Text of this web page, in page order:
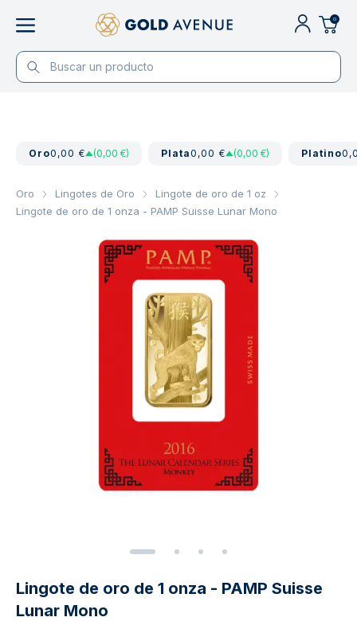
0
Oro0,00 € (0,00 €) Plata0,00 € (0,00 €) Platino
Oro Lingotes de Oro
Lingote de oro de 1 oz
Lingote de oro de 1 onza - PAMP Suisse Lunar Mono
Lingote de oro de 1 onza - PAMP Suisse
Lunar Mono